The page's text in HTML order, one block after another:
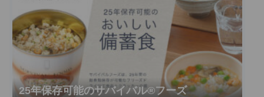
25年保存可能のサバイバル®︎フーズ